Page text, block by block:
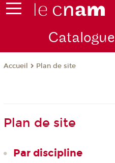
Catalogue
Accueil Plan de site
Plan de site
Par discipline